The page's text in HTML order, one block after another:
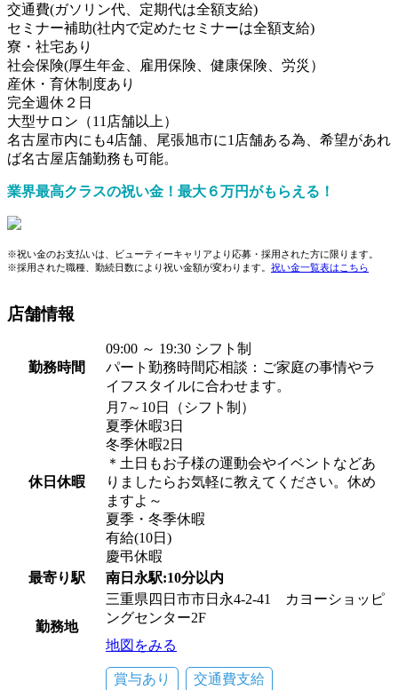
交通費(ガソリン代、定期代は全額支給)
セミナー補助(社内で定めたセミナーは全額支給)
寮・社宅あり
社会保険(厚生年金、雇用保険、健康保険、労災）
産休・育休制度あり
完全週休２日
大型サロン（11店舗以上）
名古屋市内にも4店舗、尾張旭市に1店舗ある為、希望があれ
ば名古屋店舗勤務も可能。
業界最高クラスの祝い金！最大６万円がもらえる！
※祝い金のお支払いは、ビューティーキャリアより応募・採用された方に限ります。
※採用された職種、勤続日数により祝い金額が変わります。 祝い金一覧表はこちら
店舗情報
勤務時間
09:00 ～ 19:30 シフト制
パート勤務時間応相談：ご家庭の事情やラ
イフスタイルに合わせます。
休日休暇
月7～10日（シフト制）
夏季休暇3日
冬季休暇2日
＊土日もお子様の運動会やイベントなどあ
りましたらお気軽に教えてください。休め
ますよ～
夏季・冬季休暇
有給(10日)
慶弔休暇
最寄り駅
南日永駅:10分以内
勤務地
三重県四日市市日永4-2-41 カヨーショッピ
ングセンター2F
地図をみる
賞与あり 交通費支給